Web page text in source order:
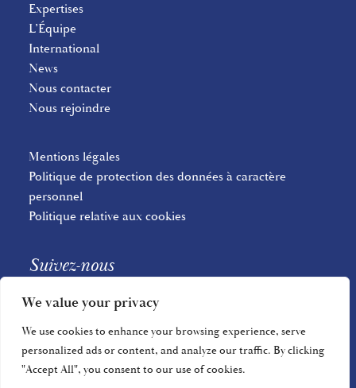
We value your privacy
We use cookies to enhance your browsing experience, serve
personalized ads or content, and analyze our traffic. By clicking
"Accept All", you consent to our use of cookies.
Expertises
L’Équipe
International
News
Nous contacter
Nous rejoindre
Mentions légales
Politique de protection des données à caractère
personnel
Politique relative aux cookies
Suivez-nous